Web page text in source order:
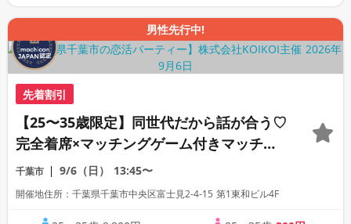
男性先行中!
先着割引
【25〜35歳限定】同世代だから話が合う♡
完全着席×マッチングゲーム付きマッチン
グコン
千葉市 9/6（日） 13:45〜
開催地住所：千葉県千葉市中央区富士見2-4-15 第1東和ビル4F